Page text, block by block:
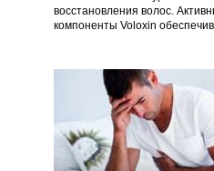
восстановления волос.
компоненты Voloxin